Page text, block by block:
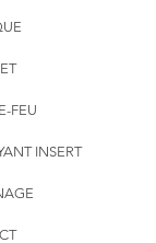
FEU
INSERT